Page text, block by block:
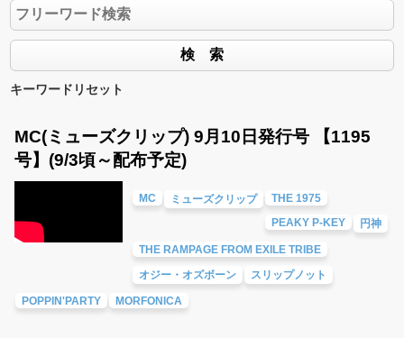
キーワードリセット
MC(ミューズクリップ) 9月10日発行号 【1195
号】(9/3頃～配布予定)
MC ミューズクリップ
THE 1975
PEAKY P-KEY
円神
THE RAMPAGE FROM EXILE TRIBE
オジー・オズボーン
スリップノット
POPPIN'PARTY MORFONICA